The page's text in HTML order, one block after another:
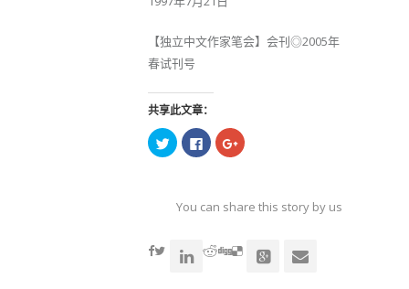
【独立中文作家笔会】会刊◎2005年
春试刊号
共享此文章：
点
击
共
享
窗
口
点
击
共
享
窗
口
点
击
共
享
窗
口
You can share this story by using your